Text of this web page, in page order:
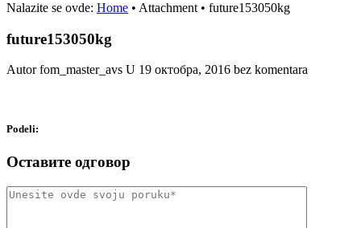
Nalazite se ovde: Home • Attachment • future153050kg
future153050kg
Autor fom_master_avs U 19 октобра, 2016 bez komentara
Podeli:
Оставите одговор